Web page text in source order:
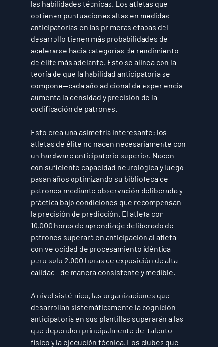
las habilidades técnicas. Los atletas que
obtienen puntuaciones altas en medidas
anticipatorias en las primeras etapas del
desarrollo tienen más probabilidades de
acelerarse hacia categorías de rendimiento
de élite más adelante. Esto se alinea con la
teoría de que la habilidad anticipatoria se
compone—cada año adicional de experiencia
aumenta la densidad y precisión de la
codificación de patrones.
Esto crea una asimetría interesante: los
atletas de élite no nacen necesariamente con
un hardware anticipatorio superior. Nacen
con suficiente capacidad neurológica y luego
pasan años optimizando su biblioteca de
patrones mediante observación deliberada y
práctica bajo condiciones que recompensan
la precisión de predicción. El atleta con
10.000 horas de aprendizaje deliberado de
patrones superará en anticipación al atleta
con velocidad de procesamiento idéntica
pero solo 2.000 horas de exposición de alta
calidad—de manera consistente y medible.
A nivel sistémico, las organizaciones que
desarrollan sistemáticamente la cognición
anticipatoria en sus plantillas superarán a las
que dependen principalmente del talento
físico y la ejecución técnica. Los clubes que